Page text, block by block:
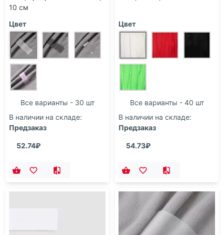
10 см
Цвет
Все варианты - 30 шт
В наличии на складе:
Предзаказ
52.74₽
Цвет
Все варианты - 40 шт
В наличии на складе:
Предзаказ
54.73₽